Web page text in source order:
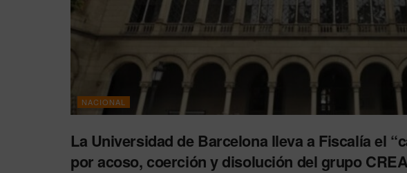
NACIONAL
La Universidad de Barcelona lleva a Fiscalía el
por acoso, coerción y disolución del grupo CREA